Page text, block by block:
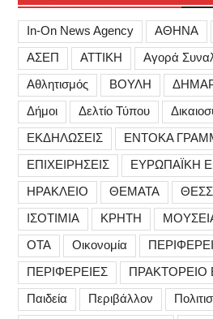
In-On News Agency ΑΘΗΝΑ
ΑΣΕΠ
ΑΤΤΙΚΗ
Αγορά
Αθλητισμός
ΒΟΥΛΗ
Δήμοι
Δελτίο Τύπου
ΕΚΔΗΛΩΣΕΙΣ
ΕΝΤΟΚΑ
ΕΠΙΧΕΙΡΗΣΕΙΣ
ΕΥΡΩΠΑΪΚΗ
ΗΡΑΚΛΕΙΟ
ΘΕΜΑΤΑ
ΙΣΟΤΙΜΙΑ
ΚΡΗΤΗ
ΟΤΑ
Οικονομία
ΠΕΡΙΦΕΡΕΙΕΣ
ΠΡΑΚΤΟΡΕΙΟ
Παιδεία
Περιβάλλον